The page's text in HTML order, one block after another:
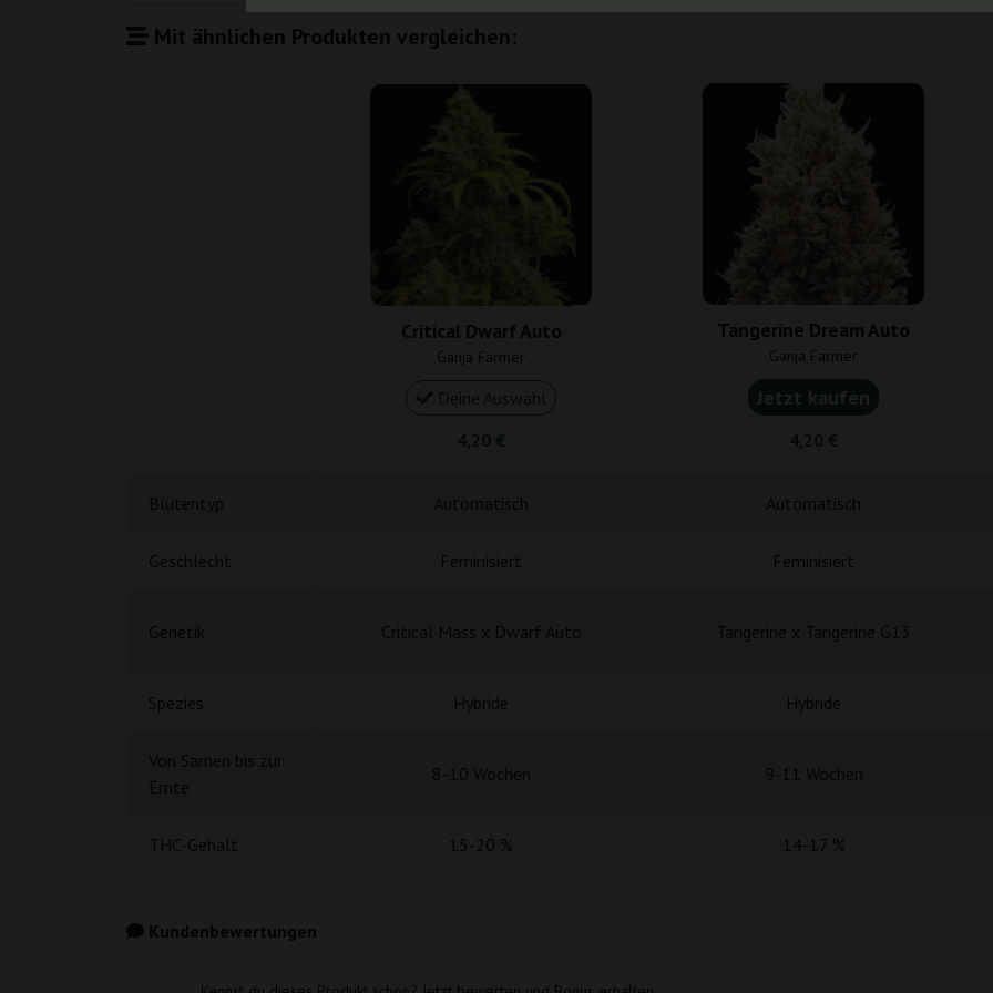
Mit ähnlichen Produkten vergleichen:
Critical Dwarf Auto
Ganja Farmer
Tangerine Dream Auto
Ganja Farmer
Jetzt kaufen
Geschlecht Feminisiert Feminisiert
Spezies Hybride Hybride
THC-Gehalt 15-20 % 14-17 %
Kundenbewertungen